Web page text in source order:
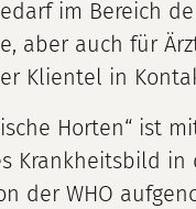
im Bereich
aber auch für
Klientel in
Horten“ ist
Krankheitsbild in
der WHO